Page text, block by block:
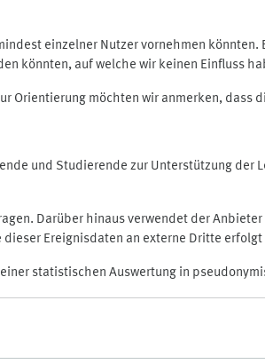
einzelner Nutzer vornehmen könnten.
könnten, auf welche wir keinen Einfluss
möchten wir anmerken, dass
und Studierende zur Unterstützung der
Darüber hinaus verwendet der
Ereignisdaten an externe Dritte
statistischen Auswertung in